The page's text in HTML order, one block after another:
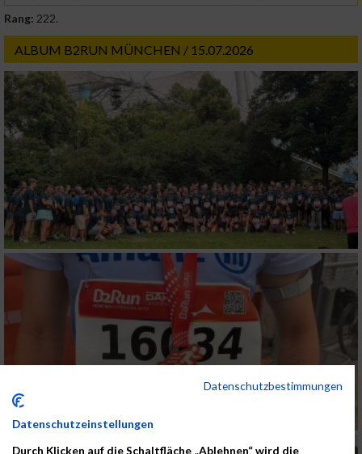
Rang: 222.
ALBUM B2RUN MÜNCHEN / 15.07.2026
Datenschutzbestimmungen
Datenschutzeinstellungen
Durch Klicken auf die Schaltfläche „Ablehnen“ wird die